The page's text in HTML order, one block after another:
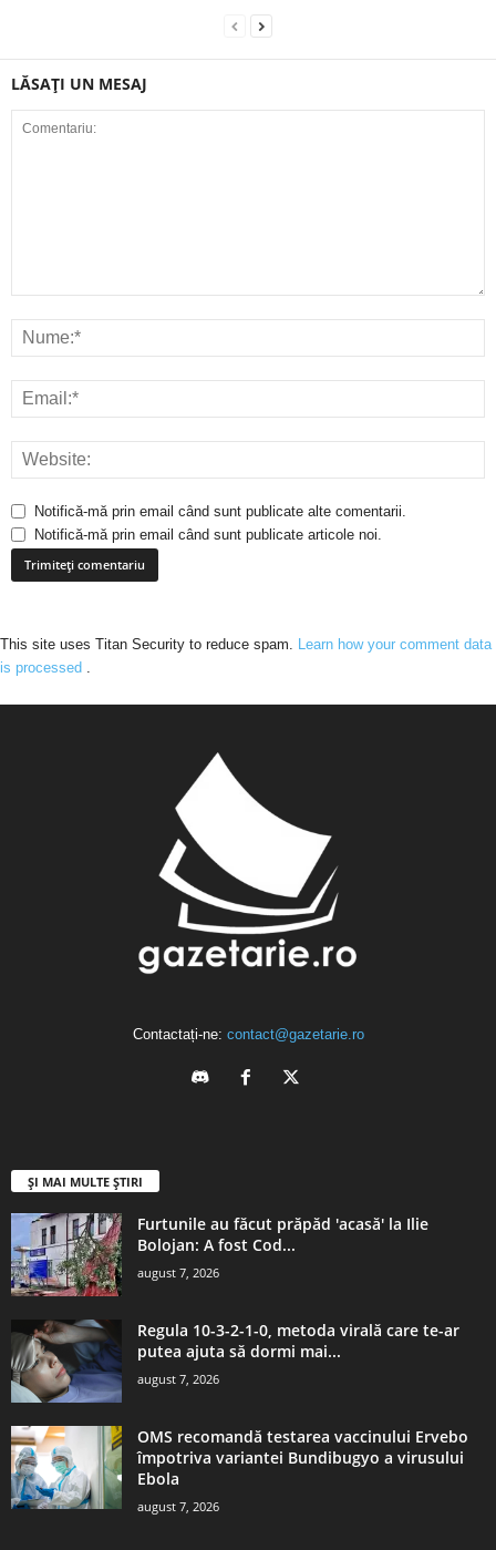
LĂSAȚI UN MESAJ
Notifică-mă prin email când sunt publicate alte comentarii.
Notifică-mă prin email când sunt publicate articole noi.
This site uses Titan Security to reduce spam. Learn how your comment data
is processed .
Contactați-ne: contact@gazetarie.ro
ȘI MAI MULTE ȘTIRI
Furtunile au făcut prăpăd 'acasă' la Ilie
Bolojan: A fost Cod...
august 7, 2026
Regula 10-3-2-1-0, metoda virală care te-ar
putea ajuta să dormi mai...
august 7, 2026
OMS recomandă testarea vaccinului Ervebo
împotriva variantei Bundibugyo a virusului
Ebola
august 7, 2026